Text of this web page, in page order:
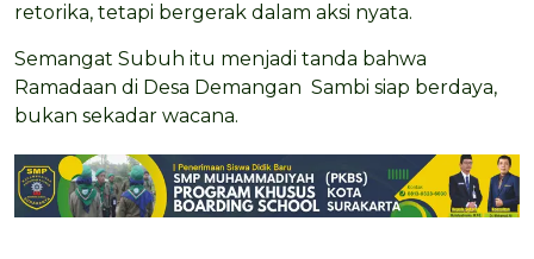
retorika, tetapi bergerak dalam aksi nyata.
Semangat Subuh itu menjadi tanda bahwa
Ramadaan di Desa Demangan Sambi siap berdaya,
bukan sekadar wacana.